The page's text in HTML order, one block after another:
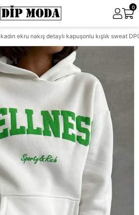
0
ekru nakış detaylı kapuşonlu kışlık sweat